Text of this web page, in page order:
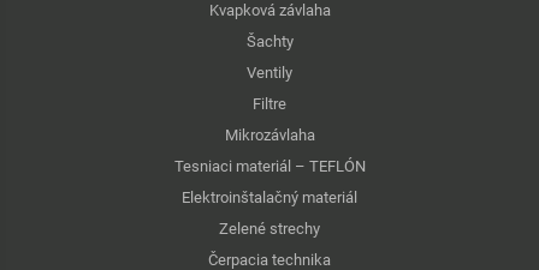
Kvapková závlaha
Šachty
Ventily
Filtre
Mikrozávlaha
Tesniaci materiál – TEFLÓN
Elektroinštalačný materiál
Zelené strechy
Čerpacia technika